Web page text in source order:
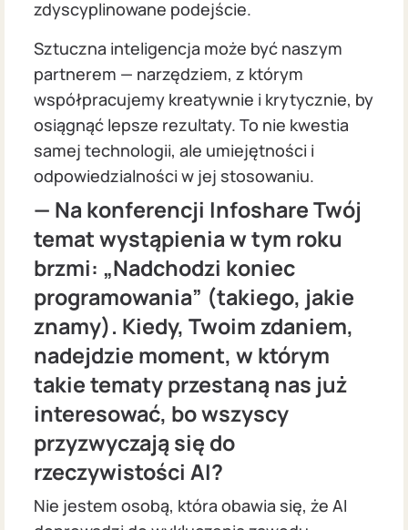
zdyscyplinowane podejście.
Sztuczna inteligencja może być naszym
partnerem — narzędziem, z którym
współpracujemy kreatywnie i krytycznie, by
osiągnąć lepsze rezultaty. To nie kwestia
samej technologii, ale umiejętności i
odpowiedzialności w jej stosowaniu.
— Na konferencji Infoshare Twój
temat wystąpienia w tym roku
brzmi: „Nadchodzi koniec
programowania” (takiego, jakie
znamy). Kiedy, Twoim zdaniem,
nadejdzie moment, w którym
takie tematy przestaną nas już
interesować, bo wszyscy
przyzwyczają się do
rzeczywistości AI?
Nie jestem osobą, która obawia się, że AI